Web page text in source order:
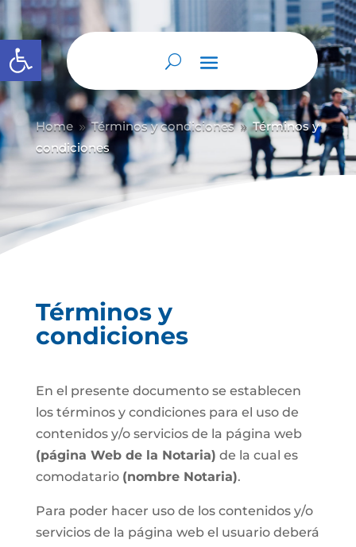
Abrir barra de herramientas
Home 9 Términos y condiciones 9 Términos y
condiciones
Términos y
condiciones
En el presente documento se establecen
los términos y condiciones para el uso de
contenidos y/o servicios de la página web
(página Web de la Notaria) de la cual es
comodatario (nombre Notaria).
Para poder hacer uso de los contenidos y/o
servicios de la página web el usuario deberá